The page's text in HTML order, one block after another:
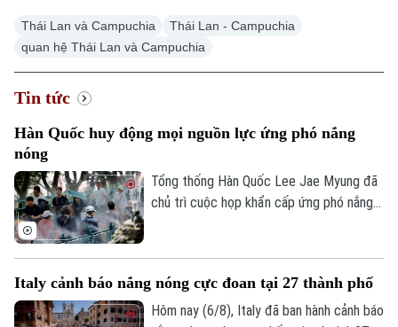
Thái Lan và Campuchia
Thái Lan - Campuchia
quan hệ Thái Lan và Campuchia
Tin tức
Hàn Quốc huy động mọi nguồn lực ứng phó nắng
nóng
Tổng thống Hàn Quốc Lee Jae Myung đã
chủ trì cuộc họp khẩn cấp ứng phó nắng
báo đạt đỉnh tại thủ đô Seoul trong ngày
6/8, với nhiệt độ có thể lên tới 39 độ C.
Italy cảnh báo nắng nóng cực đoan tại 27 thành phố
Hôm nay (6/8), Italy đã ban hành cảnh báo